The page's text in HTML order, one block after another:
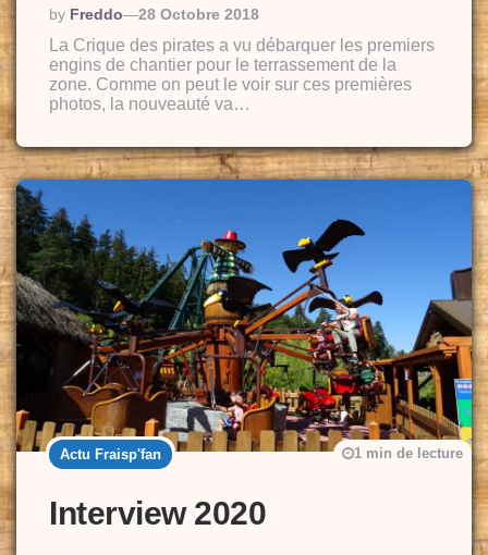
Posted
By
By Freddo 28 Octobre 2018
La Crique des pirates a vu débarquer les premiers
engins de chantier pour le terrassement de la
zone. Comme on peut le voir sur ces premières
photos, la nouveauté va…
Actu Fraisp'fan
Interview 2020
1 min de lecture